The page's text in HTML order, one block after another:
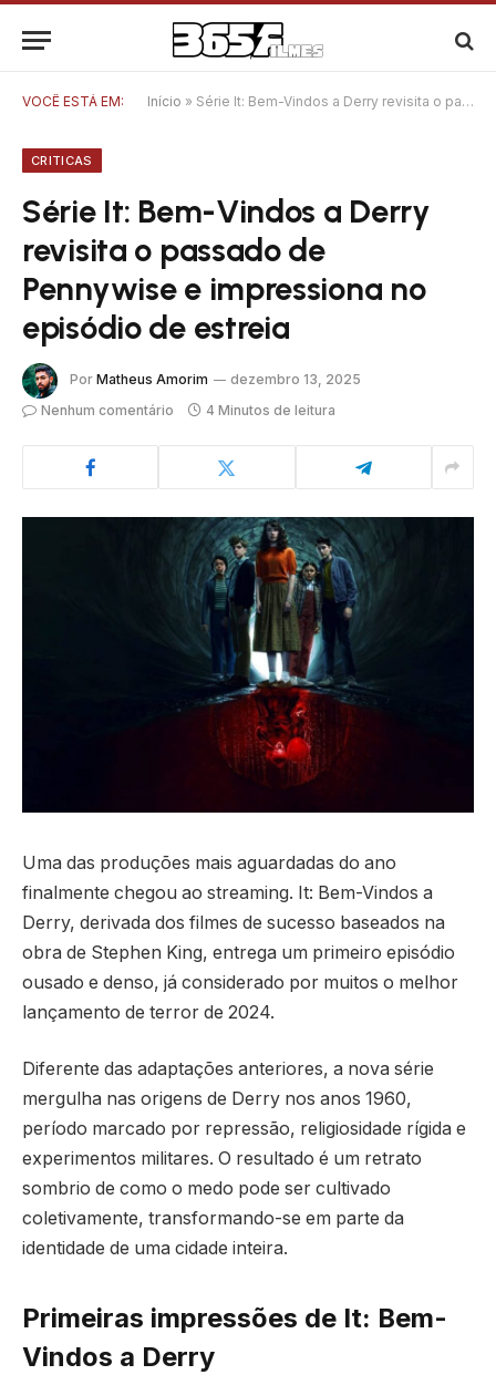
VOCÊ ESTÁ EM: Início » Série It: Bem-Vindos a Derry revisita o passado de Pennywise e impressiona no episódio de estreia
CRITICAS
Série It: Bem-Vindos a Derry
revisita o passado de
Pennywise e impressiona no
episódio de estreia
Por Matheus Amorim
dezembro 13, 2025
Nenhum comentário
4 Minutos de leitura
Uma das produções mais aguardadas do ano
finalmente chegou ao streaming. It: Bem-Vindos a
Derry, derivada dos filmes de sucesso baseados na
obra de Stephen King, entrega um primeiro episódio
ousado e denso, já considerado por muitos o melhor
lançamento de terror de 2024.
Diferente das adaptações anteriores, a nova série
mergulha nas origens de Derry nos anos 1960,
período marcado por repressão, religiosidade rígida e
experimentos militares. O resultado é um retrato
sombrio de como o medo pode ser cultivado
coletivamente, transformando-se em parte da
identidade de uma cidade inteira.
Primeiras impressões de It: Bem-
Vindos a Derry